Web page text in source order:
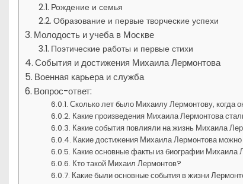
Рождение и семья
Образование и первые творческие успехи
Молодость и учеба в Москве
Поэтические работы и первые стихи
События и достижения Михаила Лермонтова
Военная карьера и служба
Вопрос-ответ:
Сколько лет было Михаилу Лермонтову, когда
Какие произведения Михаила Лермонтова
Какие события повлияли на жизнь Михаила
Какие достижения Михаила Лермонтова можно
Какие основные факты из биографии Михаила
Кто такой Михаил Лермонтов?
Какие были основные события в жизни